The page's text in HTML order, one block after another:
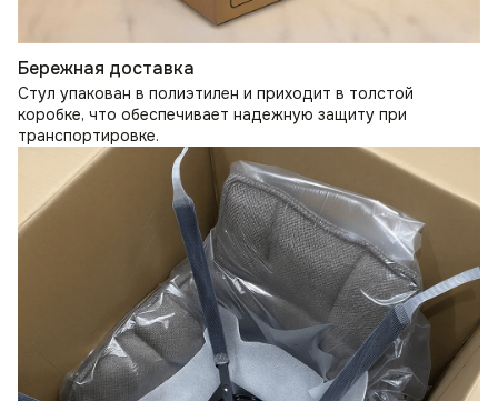
Бережная доставка
Стул упакован в полиэтилен и приходит в толстой
коробке, что обеспечивает надежную защиту при
транспортировке.